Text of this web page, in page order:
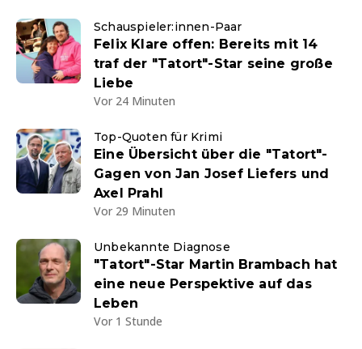
Schauspieler:innen-Paar
Felix Klare offen: Bereits mit 14
traf der "Tatort"-Star seine große
Liebe
Vor 24 Minuten
Top-Quoten für Krimi
Eine Übersicht über die "Tatort"-
Gagen von Jan Josef Liefers und
Axel Prahl
Vor 29 Minuten
Unbekannte Diagnose
"Tatort"-Star Martin Brambach hat
eine neue Perspektive auf das
Leben
Vor 1 Stunde